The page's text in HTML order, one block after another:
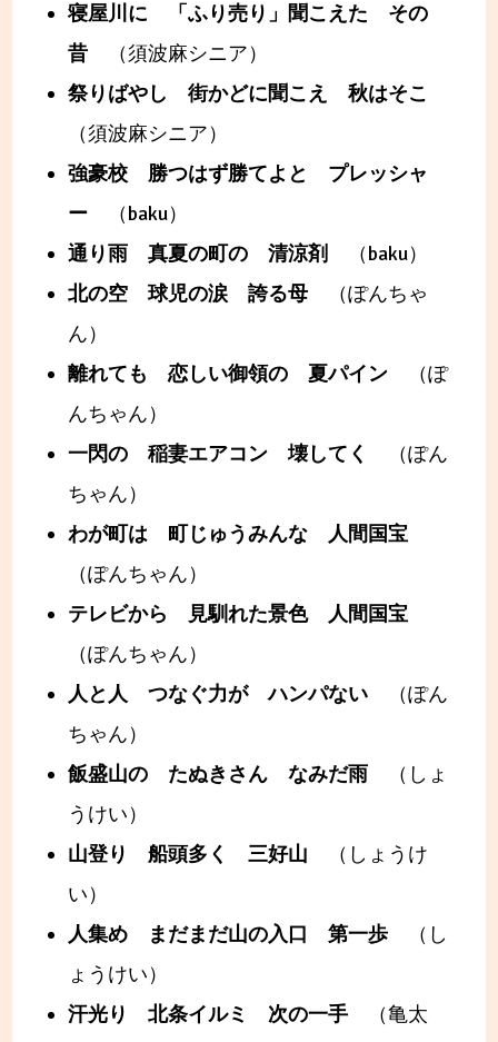
寝屋川に 「ふり売り」聞こえた その
昔（須波麻シニア）
祭りばやし 街かどに聞こえ 秋はそこ
（須波麻シニア）
強豪校 勝つはず勝てよと プレッシャ
ー（baku）
通り雨 真夏の町の 清涼剤
（baku）
北の空 球児の涙 誇る母（ぽんちゃ
ん）
離れても 恋しい御領の 夏パイン（ぽ
んちゃん）
一閃の 稲妻エアコン 壊してく
（ぽん
ちゃん）
わが町は 町じゅうみんな 人間国宝
（ぽんちゃん）
テレビから 見馴れた景色 人間国宝
（ぽんちゃん）
人と人 つなぐ力が ハンパない（ぽん
ちゃん）
飯盛山の たぬきさん なみだ雨（しょ
うけい）
山登り 船頭多く 三好山 （しょうけ
い）
人集め まだまだ山の入口 第一歩（し
ょうけい）
汗光り 北条イルミ 次の一手（亀太